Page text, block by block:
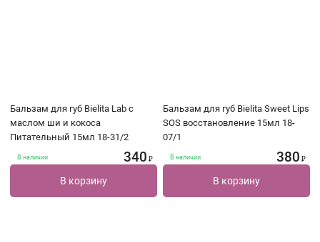
Бальзам для губ Bielita Lab с
маслом ши и кокоса
Питательный 15мл 18-31/2
В наличии 340 ₽
В корзину
Бальзам для губ Bielita Sweet Lips
SOS восстановление 15мл 18-
07/1
В наличии 380 ₽
В корзину